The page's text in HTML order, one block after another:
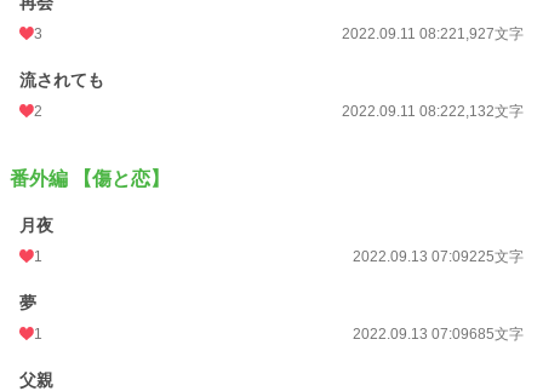
3 2022.09.11 08:221,927文字
流されても
2 2022.09.11 08:222,132文字
番外編 【傷と恋】
月夜
1 2022.09.13 07:09225文字
夢
1 2022.09.13 07:09685文字
父親